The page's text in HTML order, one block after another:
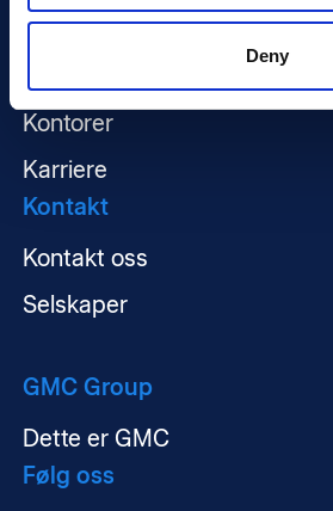
Deny
Bærekraft
Kontorer
Karriere
Kontakt
Kontakt oss
Selskaper
GMC Group
Dette er GMC
Følg oss